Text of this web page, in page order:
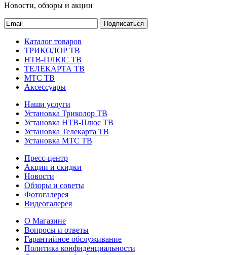
Новости, обзоры и акции
Подписаться
Каталог товаров
ТРИКОЛОР ТВ
НТВ-ПЛЮС ТВ
ТЕЛЕКАРТА ТВ
МТС ТВ
Аксессуары
Наши услуги
Установка Триколор ТВ
Установка НТВ-Плюс ТВ
Установка Телекарта ТВ
Установка МТС ТВ
Пресс-центр
Акции и скидки
Новости
Обзоры и советы
Фотогалерея
Видеогалерея
О Магазине
Вопросы и ответы
Гарантийное обслуживание
Политика конфиденциальности